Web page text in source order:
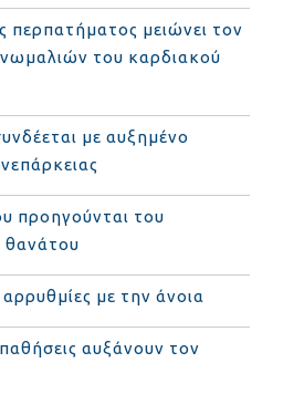
περπατήματος μειώνει τον
του καρδιακού
με αυξημένο
προηγούνται του
θανάτου
με την άνοια
παθήσεις αυξάνουν τον